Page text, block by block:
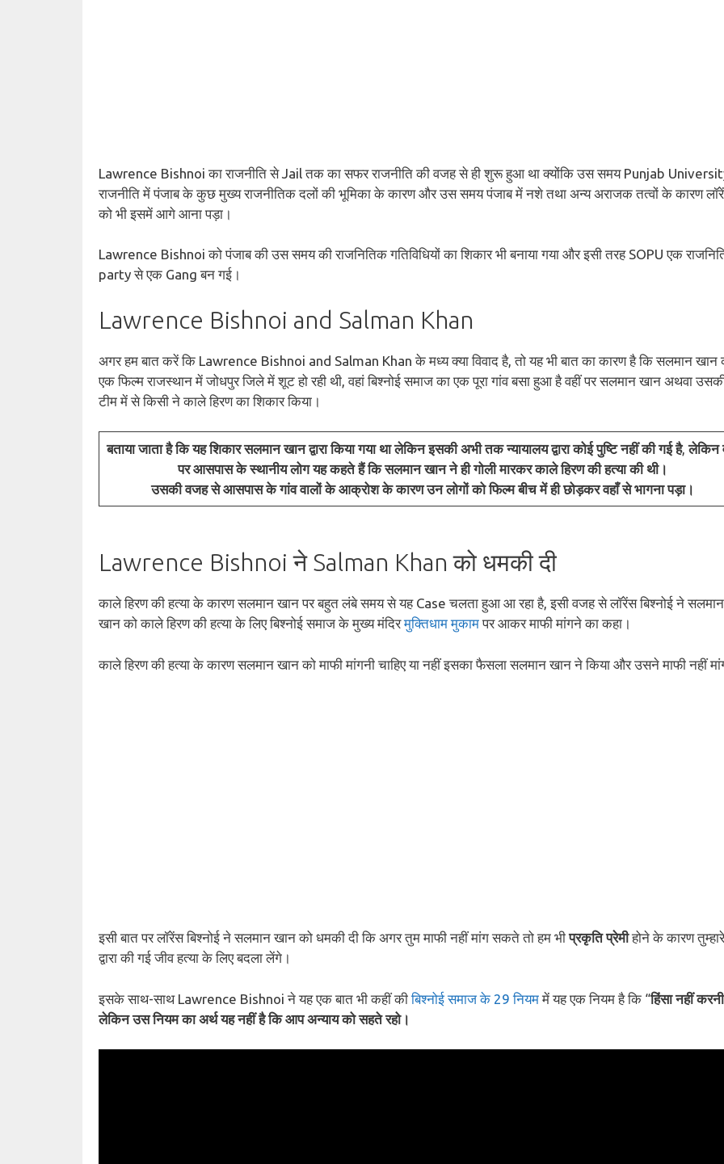
Lawrence Bishnoi का राजनीति से Jail तक का सफर राजनीति की वजह से ही शुरू हुआ था क्योंकि उस समय Punjab
राजनीति में पंजाब के कुछ मुख्य राजनीतिक दलों की भूमिका के कारण और उस समय पंजाब में नशे तथा अन्य अराजक तत्वों के कारण
को भी इसमें आगे आना पड़ा।
Lawrence Bishnoi को पंजाब की उस समय की राजनितिक गतिविधियों का शिकार भी बनाया गया और इसी तरह SOPU एक
party से एक Gang बन गई।
Lawrence Bishnoi and Salman Khan
अगर हम बात करें कि Lawrence Bishnoi and Salman Khan के मध्य क्या विवाद है, तो यह भी बात का कारण है कि सलमान खान
एक फिल्म राजस्थान में जोधपुर जिले में शूट हो रही थी, वहां बिश्नोई समाज का एक पूरा गांव बसा हुआ है वहीं पर सलमान खान अथवा
टीम में से किसी ने काले हिरण का शिकार किया।
बताया जाता है कि यह शिकार सलमान खान द्वारा किया गया था लेकिन इसकी अभी तक न्यायालय द्वारा कोई पुष्टि नहीं की गई है,लेकिन
पर आसपास के स्थानीय लोग यह कहते हैं कि सलमान खान ने ही गोली मारकर काले हिरण की हत्या की थी।
उसकी वजह से आसपास के गांव वालों के आक्रोश के कारण उन लोगों को फिल्म बीच में ही छोड़कर वहाँ से भागना पड़ा।
Lawrence Bishnoi ने Salman Khan को धमकी दी
काले हिरण की हत्या के कारण सलमान खान पर बहुत लंबे समय से यह Case चलता हुआ आ रहा है, इसी वजह से लॉरेंस बिश्नोई ने सलमान
खान को काले हिरण की हत्या के लिए बिश्नोई समाज के मुख्य मंदिरमुक्तिधाम मुकामपर आकर माफी मांगने का कहा।
काले हिरण की हत्या के कारण सलमान खान को माफी मांगनी चाहिए या नहीं इसका फैसला सलमान खान ने किया और उसने माफी नहीं
इसी बात पर लॉरेंस बिश्नोई ने सलमान खान को धमकी दी कि अगर तुम माफी नहीं मांग सकते तो हम भीप्रकृति प्रेमीहोने के कारण तुम्हारे
द्वारा की गई जीव हत्या के लिए बदला लेंगे।
इसके साथ-साथ Lawrence Bishnoi ने यह एक बात भी कहीं कीबिश्नोई समाज के 29 नियममें यह एक नियम है कि “हिंसा नहीं
लेकिन उस नियम का अर्थ यह नहीं है कि आप अन्याय को सहते रहो।